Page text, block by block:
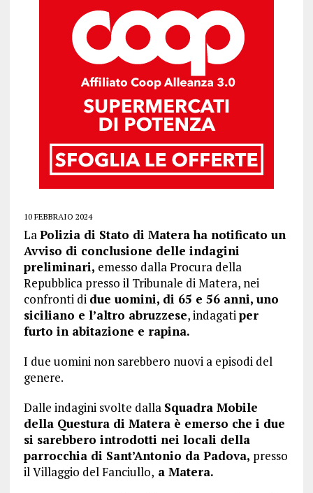
10 FEBBRAIO 2024
LaPolizia di Stato di Matera ha notificato un
Avviso di conclusione delle indagini
preliminari, emesso dalla Procura della
Repubblica presso il Tribunale di Matera, nei
confronti di due uomini, di 65 e 56 anni, uno
siciliano e l’altro abruzzese, indagatiper
furto in abitazione e rapina.
I due uomini non sarebbero nuovi a episodi del
genere.
Dalle indagini svolte dalla Squadra Mobile
della Questura di Matera è emerso che i due
si sarebbero introdotti nei locali della
parrocchia di Sant’Antonio da Padova, presso
il Villaggio del Fanciullo, a Matera.